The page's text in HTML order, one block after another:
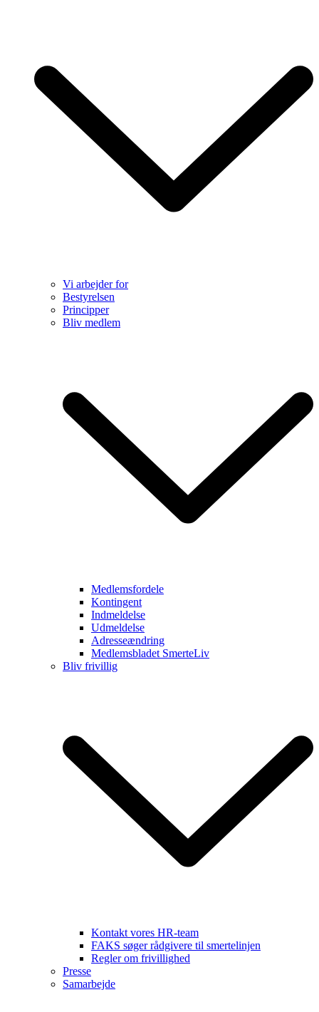
Vi arbejder for
Bestyrelsen
Principper
Bliv medlem
Medlemsfordele
Kontingent
Indmeldelse
Udmeldelse
Adresseændring
Medlemsbladet SmerteLiv
Bliv frivillig
Kontakt vores HR-team
FAKS søger rådgivere til smertelinjen
Regler om frivillighed
Presse
Samarbejde